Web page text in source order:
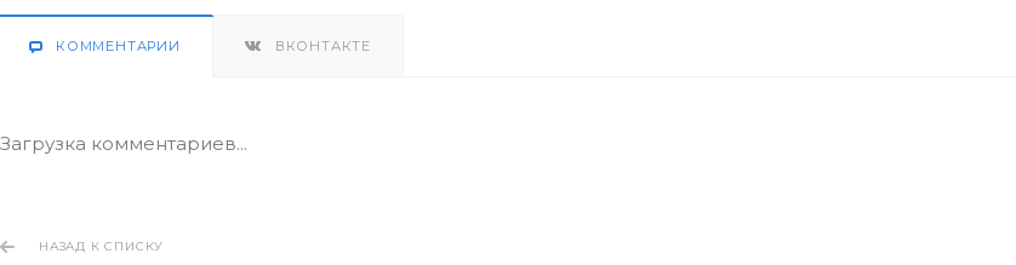
КОММЕНТАРИИ ВКОНТАКТЕ
Загрузка комментариев...
НАЗАД К СПИСКУ